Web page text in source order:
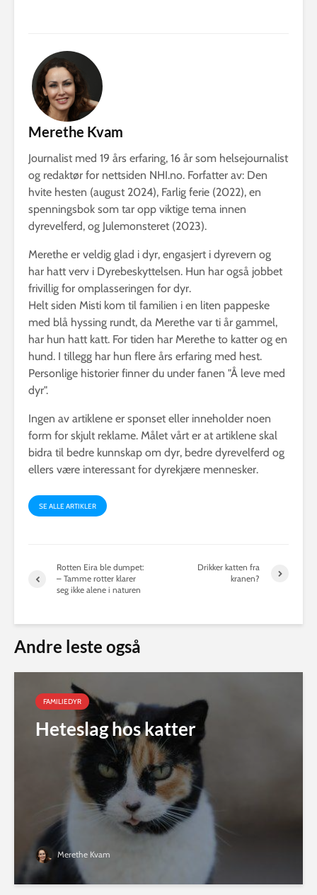
Merethe Kvam
Journalist med 19 års erfaring, 16 år som helsejournalist
og redaktør for nettsiden NHI.no. Forfatter av: Den
hvite hesten (august 2024), Farlig ferie (2022), en
spenningsbok som tar opp viktige tema innen
dyrevelferd, og Julemonsteret (2023).
Merethe er veldig glad i dyr, engasjert i dyrevern og
har hatt verv i Dyrebeskyttelsen. Hun har også jobbet
frivillig for omplasseringen for dyr.
Helt siden Misti kom til familien i en liten pappeske
med blå hyssing rundt, da Merethe var ti år gammel,
har hun hatt katt. For tiden har Merethe to katter og en
hund. I tillegg har hun flere års erfaring med hest.
Personlige historier finner du under fanen "Å leve med
dyr".
Ingen av artiklene er sponset eller inneholder noen
form for skjult reklame. Målet vårt er at artiklene skal
bidra til bedre kunnskap om dyr, bedre dyrevelferd og
ellers være interessant for dyrekjære mennesker.
SE ALLE ARTIKLER
Rotten Eira ble dumpet:
– Tamme rotter klarer
seg ikke alene i naturen
Drikker katten fra
kranen?
Andre leste også
FAMILIEDYR
Heteslag hos katter
Merethe Kvam